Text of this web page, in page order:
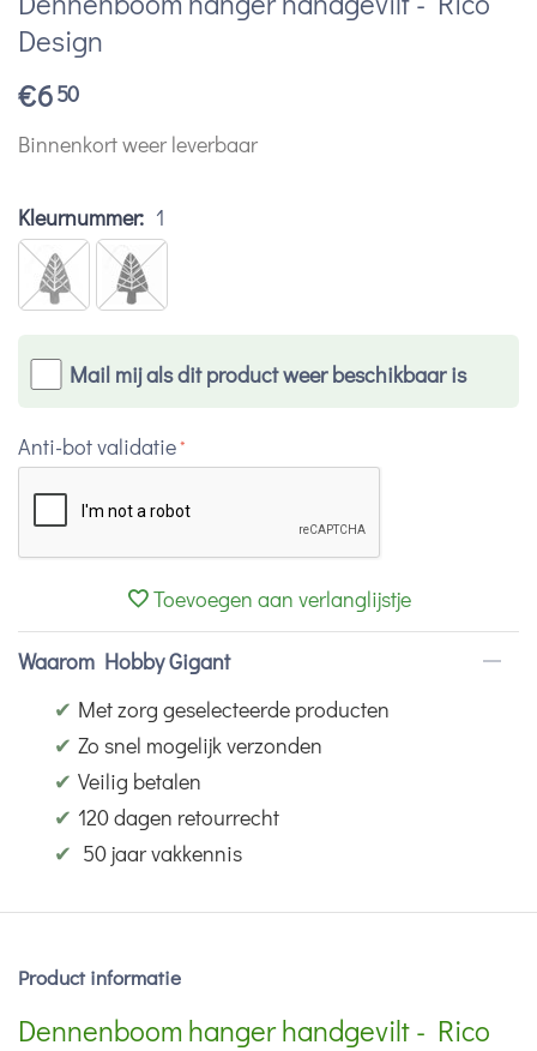
Design
€650
Binnenkort weer leverbaar
Kleurnummer: 1
Mail mij als dit product weer beschikbaar is
Anti-bot validatie
Toevoegen aan verlanglijstje
Waarom Hobby Gigant
✔ Met zorg geselecteerde producten
✔ Zo snel mogelijk verzonden
✔ Veilig betalen
✔ 120 dagen retourrecht
✔ 50 jaar vakkennis
Product informatie
Dennenboom hanger handgevilt - Rico